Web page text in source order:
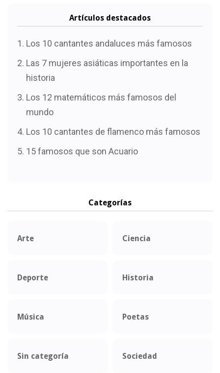
Artículos destacados
Los 10 cantantes andaluces más famosos
Las 7 mujeres asiáticas importantes en la
historia
Los 12 matemáticos más famosos del
mundo
Los 10 cantantes de flamenco más famosos
15 famosos que son Acuario
Categorías
Arte Ciencia
Deporte Historia
Música Poetas
Sin categoría Sociedad